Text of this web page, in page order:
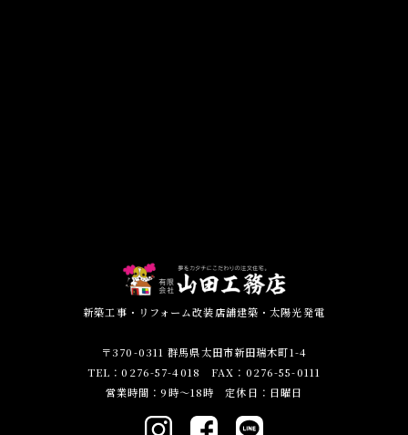
新築工事・リフォーム改装店舗建築・太陽光発電
〒370-0311 群馬県太田市新田瑞木町1-4
TEL：0276-57-4018 FAX：0276-55-0111
営業時間：9時～18時 定休日：日曜日